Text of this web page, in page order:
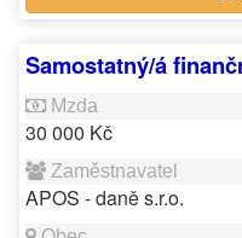
Samostatný/á
30 000 Kč
APOS - daně s.r.o.